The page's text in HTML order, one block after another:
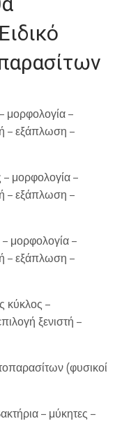
μορφολογία –
– εξάπλωση –
– μορφολογία –
– εξάπλωση –
μορφολογία –
– εξάπλωση –
κύκλος –
ξενιστή –
(φυσικοί
– μύκητες –